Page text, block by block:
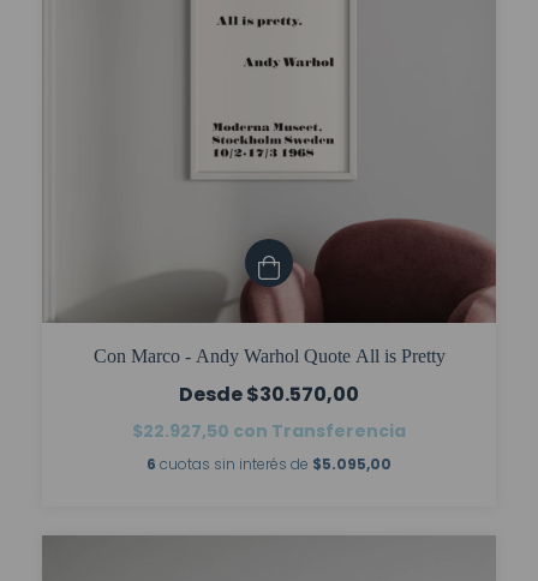
Con Marco - Andy Warhol Quote All is Pretty
$30.570,00
$22.927,50 con Transferencia
6 cuotas sin interés de $5.095,00